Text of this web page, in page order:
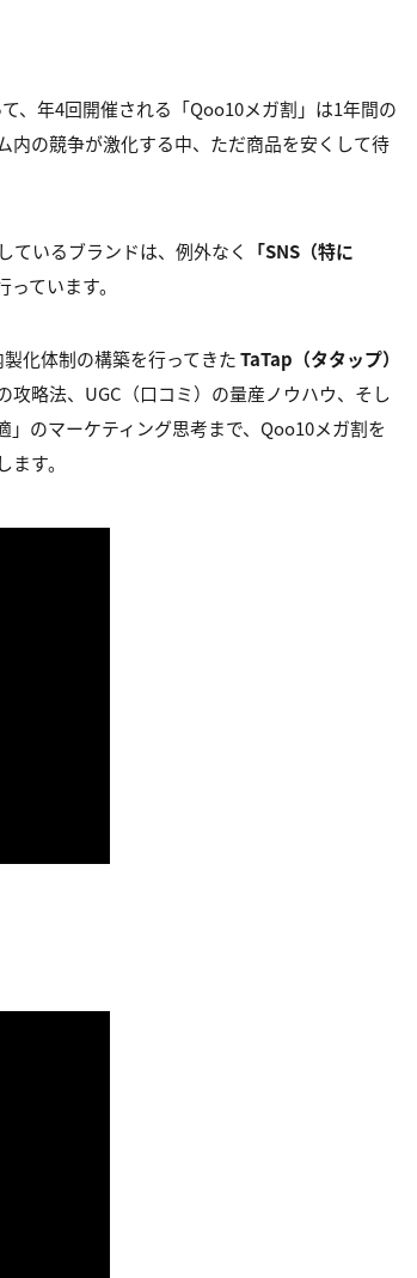
、年4回開催される「Qoo10メガ割」は1年間の
内の競争が激化する中、ただ商品を安くして待
ているブランドは、例外なく
「SNS（特に
っています。
化体制の構築を行ってきたTaTap（タタップ）
略法、UGC（口コミ）の量産ノウハウ、そし
」のマーケティング思考まで、Qoo10メガ割を
す。